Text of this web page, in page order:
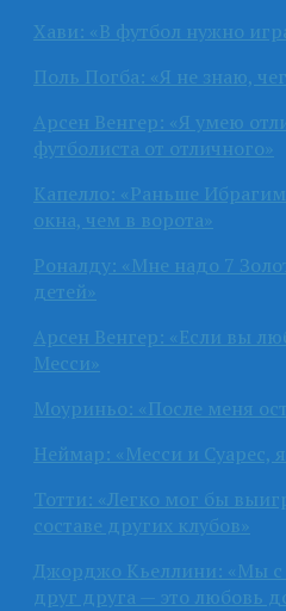
Хави: «В футбол нужно
Поль Погба: «Я не знаю,
Арсен Венгер: «Я умею
футболиста от отличного»
Капелло: «Раньше
окна, чем в ворота»
Роналду: «Мне надо 7
детей»
Арсен Венгер: «Если вы
Месси»
Моуриньо: «После меня
Неймар: «Месси и Суарес,
Тотти: «Легко мог бы
составе других клубов»
Джорджо Кьеллини: «Мы
друг друга — это любовь